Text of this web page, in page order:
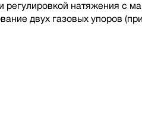
натяжения с
двух газовых упоров